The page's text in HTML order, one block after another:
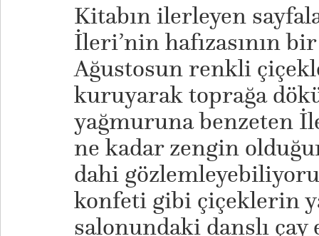
Kitabın ilerleyen
İleri’nin hafızasının
Ağustosun renkli
kuruyarak toprağa
yağmuruna benzeten
ne kadar zengin
dahi
konfeti gibi çiçeklerin
salonundaki danslı